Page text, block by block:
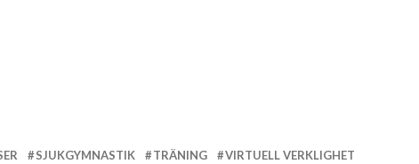
SJUKGYMNASTIK TRÄNING VIRTUELL VERKLIGHET